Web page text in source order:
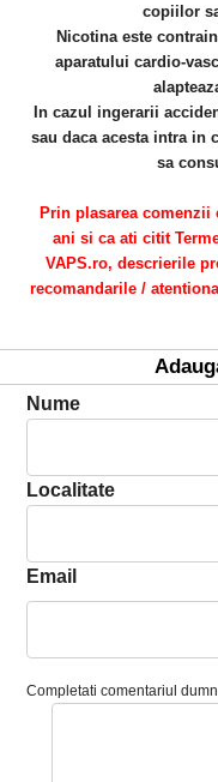
copiilor
Nicotina este
aparatului cardio-
In cazul ingerarii
sau daca acesta intra in
sa
Prin plasarea comenzii
ani si ca ati citit
VAPS.ro, descrierile
recomandarile /
Nume
Localitate
Email
Completati comentariul